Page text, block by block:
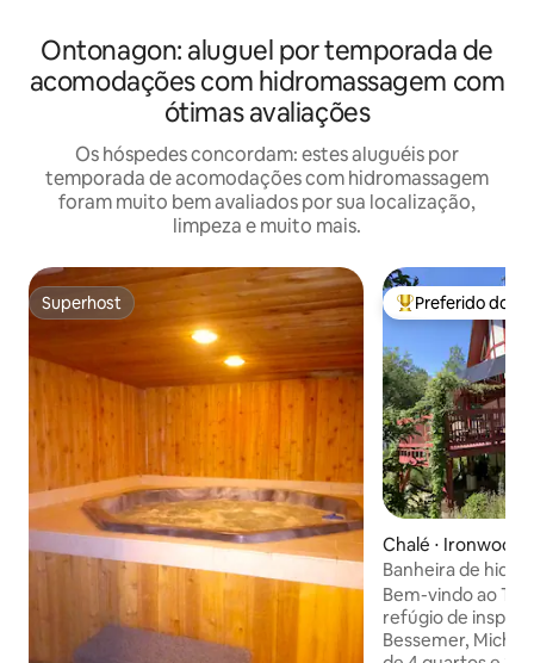
Ontonagon: aluguel por temporada de
acomodações com hidromassagem com
ótimas avaliações
Os hóspedes concordam: estes aluguéis por
temporada de acomodações com hidromassagem
foram muito bem avaliados por sua localização,
limpeza e muito mais.
Superhost
Superhost Entre os
Preferido dos
Chalé ⋅ Ironwood
Banheira de
Cama king | Ar-
de estimação |
Bem-vindo ao
refúgio de
Bessemer,